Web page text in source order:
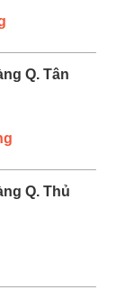
Q. Tân
Q. Thủ